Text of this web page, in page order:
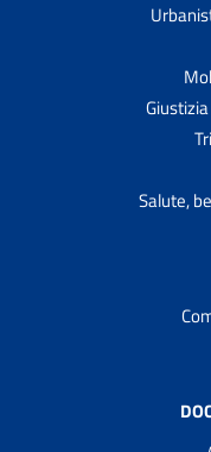
Salute,